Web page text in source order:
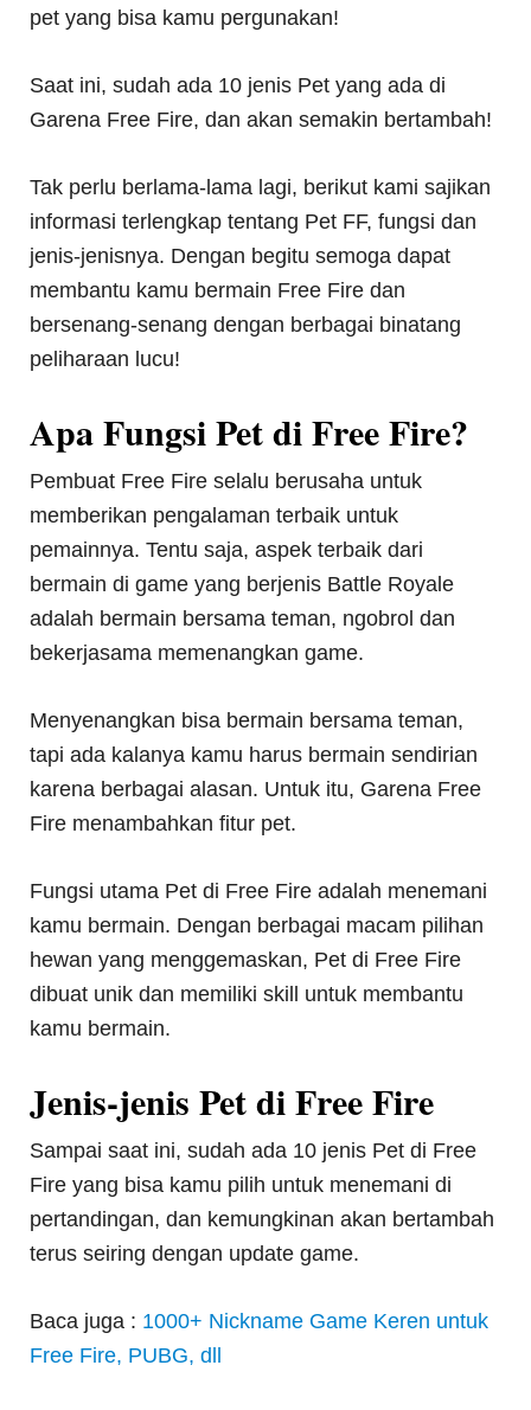
pet yang bisa kamu pergunakan!
Saat ini, sudah ada 10 jenis Pet yang ada di
Garena Free Fire, dan akan semakin bertambah!
Tak perlu berlama-lama lagi, berikut kami sajikan
informasi terlengkap tentang Pet FF, fungsi dan
jenis-jenisnya. Dengan begitu semoga dapat
membantu kamu bermain Free Fire dan
bersenang-senang dengan berbagai binatang
peliharaan lucu!
Apa Fungsi Pet di Free Fire?
Pembuat Free Fire selalu berusaha untuk
memberikan pengalaman terbaik untuk
pemainnya. Tentu saja, aspek terbaik dari
bermain di game yang berjenis Battle Royale
adalah bermain bersama teman, ngobrol dan
bekerjasama memenangkan game.
Menyenangkan bisa bermain bersama teman,
tapi ada kalanya kamu harus bermain sendirian
karena berbagai alasan. Untuk itu, Garena Free
Fire menambahkan fitur pet.
Fungsi utama Pet di Free Fire adalah menemani
kamu bermain. Dengan berbagai macam pilihan
hewan yang menggemaskan, Pet di Free Fire
dibuat unik dan memiliki skill untuk membantu
kamu bermain.
Jenis-jenis Pet di Free Fire
Sampai saat ini, sudah ada 10 jenis Pet di Free
Fire yang bisa kamu pilih untuk menemani di
pertandingan, dan kemungkinan akan bertambah
terus seiring dengan update game.
Baca juga : 1000+ Nickname Game Keren untuk
Free Fire, PUBG, dll